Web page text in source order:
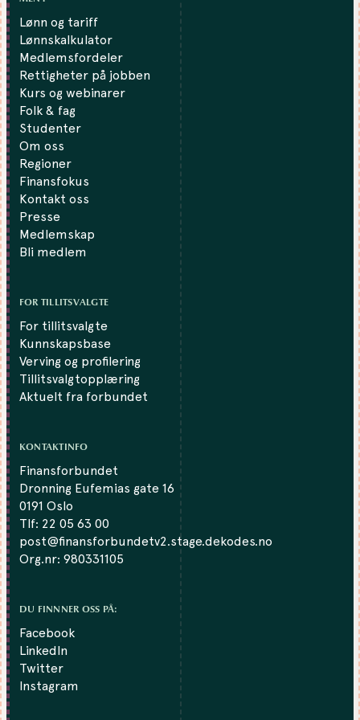
Lønn og tariff
Lønnskalkulator
Medlemsfordeler
Rettigheter på jobben
Kurs og webinarer
Folk & fag
Studenter
Om oss
Regioner
Finansfokus
Kontakt oss
Presse
Medlemskap
Bli medlem
FOR TILLITSVALGTE
For tillitsvalgte
Kunnskapsbase
Verving og profilering
Tillitsvalgtopplæring
Aktuelt fra forbundet
KONTAKTINFO
Finansforbundet
Dronning Eufemias gate 16
0191 Oslo
Tlf: 22 05 63 00
post@finansforbundetv2.stage.dekodes.no
Org.nr: 980331105
DU FINNNER OSS PÅ:
Facebook
LinkedIn
Twitter
Instagram